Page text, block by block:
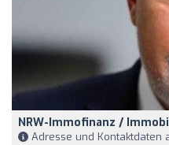
NRW-Immofinanz /
Adresse und Kontaktdaten